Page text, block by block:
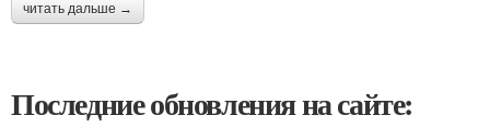
читать дальше →
Последние обновления на сайте: